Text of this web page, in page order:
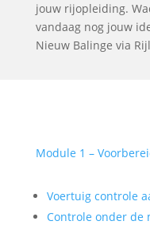
jouw rijopleiding.
vandaag nog jouw
Nieuw Balinge via
Module 1 –
Voertuig controle
Controle onder de